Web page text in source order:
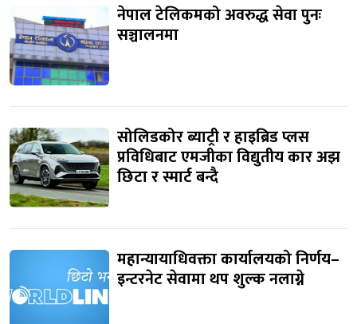
नेपाल टेलिकमको अवरुद्ध सेवा पुनः
सञ्चालनमा
सोलिडकोर ब्याट्री र हाइब्रिड प्लस
प्रविधिबाट एमजीका विद्युतीय कार अझ
छिटा र स्मार्ट बन्दै
महान्यायाधिवक्ता कार्यालयको निर्णय–
इन्टरनेट सेवामा थप शुल्क नलाग्ने